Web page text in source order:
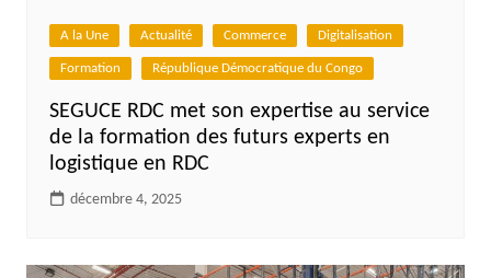
A la Une Actualité Commerce Digitalisation
Formation République Démocratique du Congo
SEGUCE RDC met son expertise au service
de la formation des futurs experts en
logistique en RDC
décembre 4, 2025